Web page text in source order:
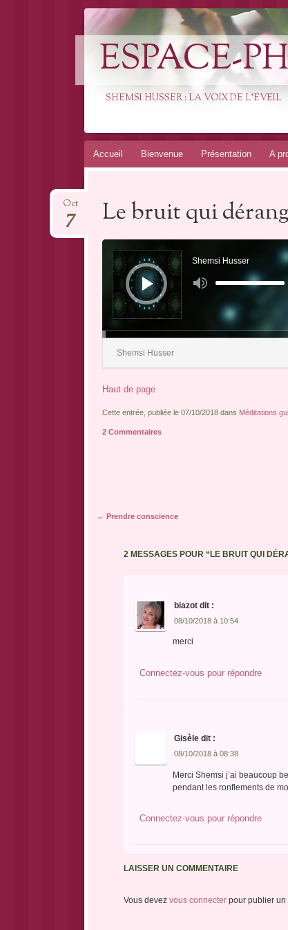
ESPACE-
SHEMSI HUSSER : LA VOIX DE L'EVEIL
Aller
Accueil Bienvenue Présentation A
Le bruit qui
Oct
7
Lecteur
audio
Shemsi Husser
Utilisez
les
haut/bas
pour
augmenter
ou
diminuer
Shemsi Husser
Haut de page
Cette entrée, publiée le 07/10/2018 dans Méditations
2 Commentaires
Navigation des articles
← Prendre conscience
2 MESSAGES POUR “LE BRUIT QUI
biazot dit :
08/10/2018 à 10:54
merci
Connectez-vous pour répondre
Gisèle dit :
08/10/2018 à 08:38
Merci Shemsi j’ai beaucoup
pendant les ronflements de
Connectez-vous pour répondre
LAISSER UN COMMENTAIRE
Vous devez vous connecter pour publier un